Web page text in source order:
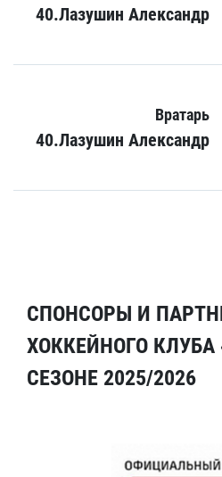
40.Лазушин Александр
Вратарь
40.Лазушин Александр
СПОНСОРЫ И
ХОККЕЙНОГО КЛУБА
СЕЗОНЕ 2025/2026